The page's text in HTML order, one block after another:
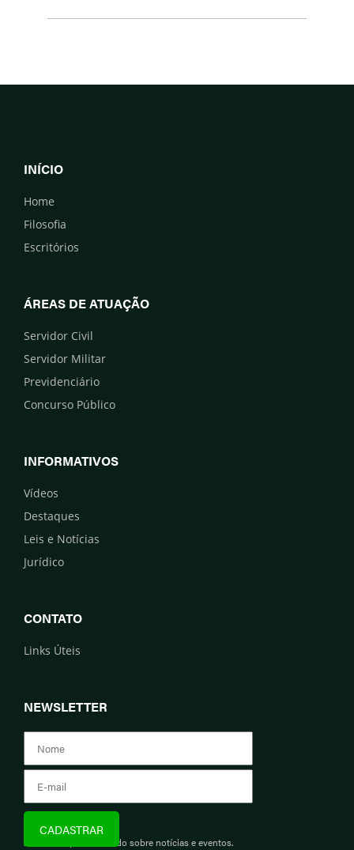
INÍCIO
Home
Filosofia
Escritórios
ÁREAS DE ATUAÇÃO
Servidor Civil
Servidor Militar
Previdenciário
Concurso Público
INFORMATIVOS
Vídeos
Destaques
Leis e Notícias
Jurídico
CONTATO
Links Úteis
NEWSLETTER
Assine e fique informado sobre notícias e eventos.